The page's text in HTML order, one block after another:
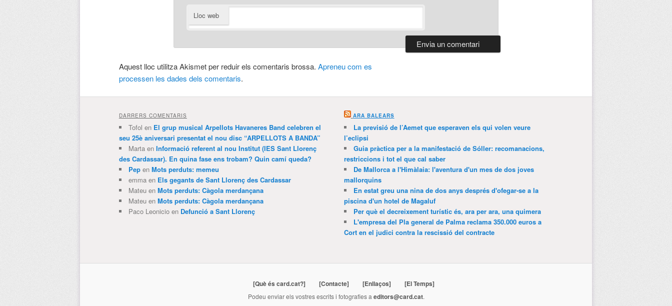
Lloc web
Aquest lloc utilitza Akismet per reduir els comentaris brossa. Apreneu com es
processen les dades dels comentaris.
DARRERS COMENTARIS
Tofol en El grup musical Arpellots Havaneres Band celebren el
seu 25è aniversari presentat el nou disc “ARPELLOTS A BANDA”
Martaen Informació referent al nou Institut (IES Sant Llorenç
des Cardassar). En quina fase ens trobam? Quin camí queda?
Pepen Mots perduts: memeu
emmaen Els gegants de Sant Llorenç des Cardassar
Mateuen Mots perduts: Càgola merdançana
Mateuen Mots perduts: Càgola merdançana
Paco Leonicioen Defunció a Sant Llorenç
ARA BALEARS
La previsió de l’Aemet que esperaven els qui volen veure
l’eclipsi
Guia pràctica per a la manifestació de Sóller: recomanacions,
restriccions i tot el que cal saber
De Mallorca a l'Himàlaia: l'aventura d'un mes de dos joves
mallorquins
En estat greu una nina de dos anys després d'ofegar-se a la
piscina d'un hotel de Magaluf
Per què el decreixement turístic és, ara per ara, una quimera
L'empresa del Pla general de Palma reclama 350.000 euros a
Cort en el judici contra la rescissió del contracte
[Què és card.cat?] [Contacte] [Enllaços] [El Temps]
Podeu enviar els vostres escrits i fotografies a editors@card.cat.